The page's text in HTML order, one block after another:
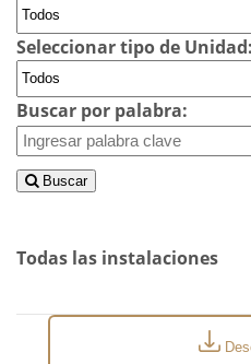
Seleccionar tipo de Unidad:
Buscar por palabra:
Buscar
Todas las instalaciones